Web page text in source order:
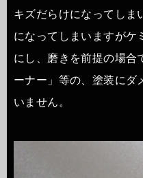
キズだらけになってし
になってしまいますがケ
にし、磨きを前提の場合
ーナー」等の、塗装にダ
いません。